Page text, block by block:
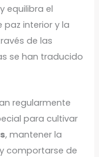
equilibra el
paz interior y la
de las
se han traducido
regularmente
para cultivar
, mantener la
y comportarse de